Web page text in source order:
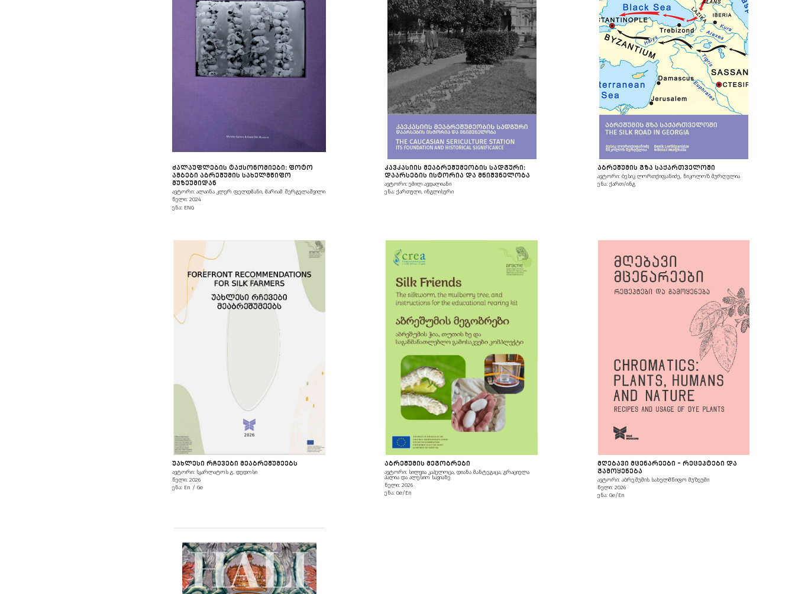
ᲫᲐᲚᲐᲣᲤᲚᲔᲑᲘᲡ ᲢᲐᲥᲡᲝᲜᲝᲛᲘᲔᲑᲘ: ᲤᲝᲢᲝ
ᲐᲛᲑᲔᲑᲘ ᲐᲑᲠᲔᲨᲣᲛᲘᲡ ᲡᲐᲮᲔᲚᲛᲬᲘᲤᲝ
ᲛᲣᲖᲔᲣᲛᲘᲓᲐᲜ
ავტორი: ალაინა კლერ ფელდმანი, მარიამ შერგელაშვილი
წელი: 2024
ენა: ENG
ᲙᲐᲕᲙᲐᲡᲘᲘᲡ ᲛᲔᲐᲑᲠᲔᲨᲣᲛᲔᲝᲑᲘᲡ ᲡᲐᲓᲒᲣᲠᲘ:
ᲓᲐᲐᲠᲡᲔᲑᲘᲡ ᲘᲡᲢᲝᲠᲘᲐ ᲓᲐ ᲛᲜᲘᲨᲕᲜᲔᲚᲝᲑᲐ
ავტორი: ემილ ავდალიანი
ენა: ქართული, ინგლისური
ᲐᲑᲠᲔᲨᲣᲛᲘᲡ ᲒᲖᲐ ᲡᲐᲥᲐᲠᲗᲕᲔᲚᲝᲨᲘ
ავტორი: ბესიკ ლორთქიფანიძე, ნიკოლოზ მურღულია
ენა: ქართ/ინგ
ᲣᲐᲮᲚᲔᲡᲘ ᲠᲩᲔᲕᲔᲑᲘ ᲛᲔᲐᲑᲠᲔᲨᲣᲛᲔᲔᲑᲡ
ავტორი: სკარლატოს გ. დედოსი
წელი: 2026
ენა: En / Ge
ᲐᲑᲠᲔᲨᲣᲛᲘᲡ ᲛᲔᲒᲝᲑᲠᲔᲑᲘ
ავტორი: სილვია კაპელოცა, დიანა მანტეგაცა, გრაციელა
პალია და ალესიო სავიანე
წელი: 2026
ენა: Ge/En
ᲛᲦᲔᲑᲐᲕᲘ ᲛᲪᲔᲜᲐᲠᲔᲔᲑᲘ - ᲠᲔᲪᲔᲞᲢᲔᲑᲘ ᲓᲐ
ᲒᲐᲛᲝᲧᲔᲜᲔᲑᲐ
ავტორი: აბრეშუმის სახელმწიფო მუზეუმი
წელი: 2026
ენა: Ge/En